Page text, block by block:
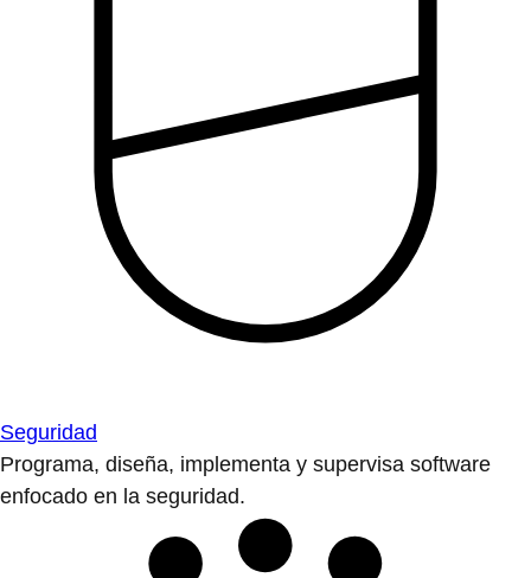
Seguridad
Programa, diseña, implementa y supervisa software
enfocado en la seguridad.